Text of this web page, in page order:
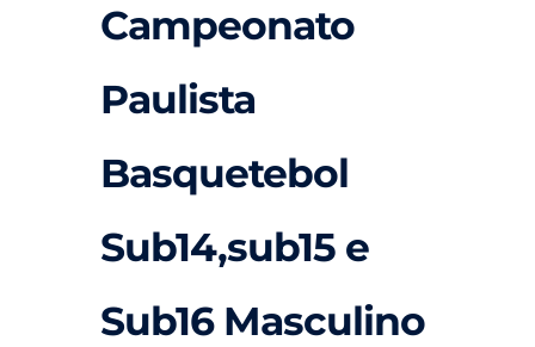
Campeonato
Paulista
Basquetebol
Sub14,sub15 e
Sub16 Masculino